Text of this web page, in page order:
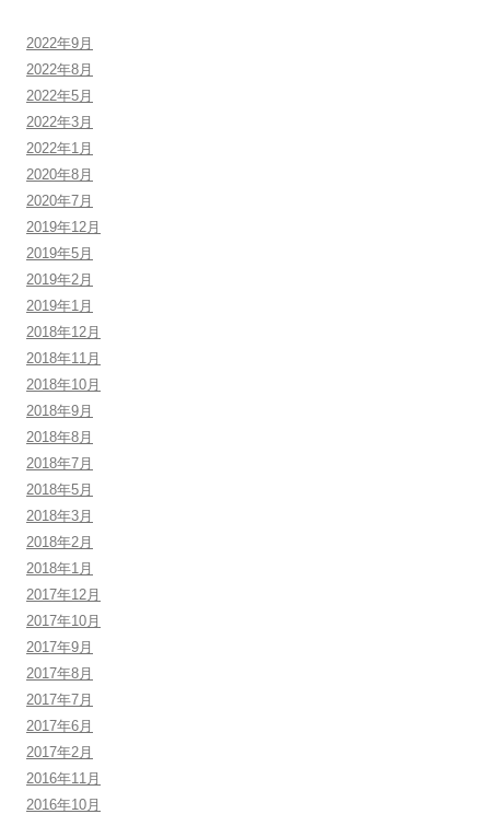
2022年9月
2022年8月
2022年5月
2022年3月
2022年1月
2020年8月
2020年7月
2019年12月
2019年5月
2019年2月
2019年1月
2018年12月
2018年11月
2018年10月
2018年9月
2018年8月
2018年7月
2018年5月
2018年3月
2018年2月
2018年1月
2017年12月
2017年10月
2017年9月
2017年8月
2017年7月
2017年6月
2017年2月
2016年11月
2016年10月